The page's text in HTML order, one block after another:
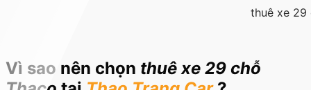
thuê xe 29
Vì sao nên chọn thuê xe 29 chỗ